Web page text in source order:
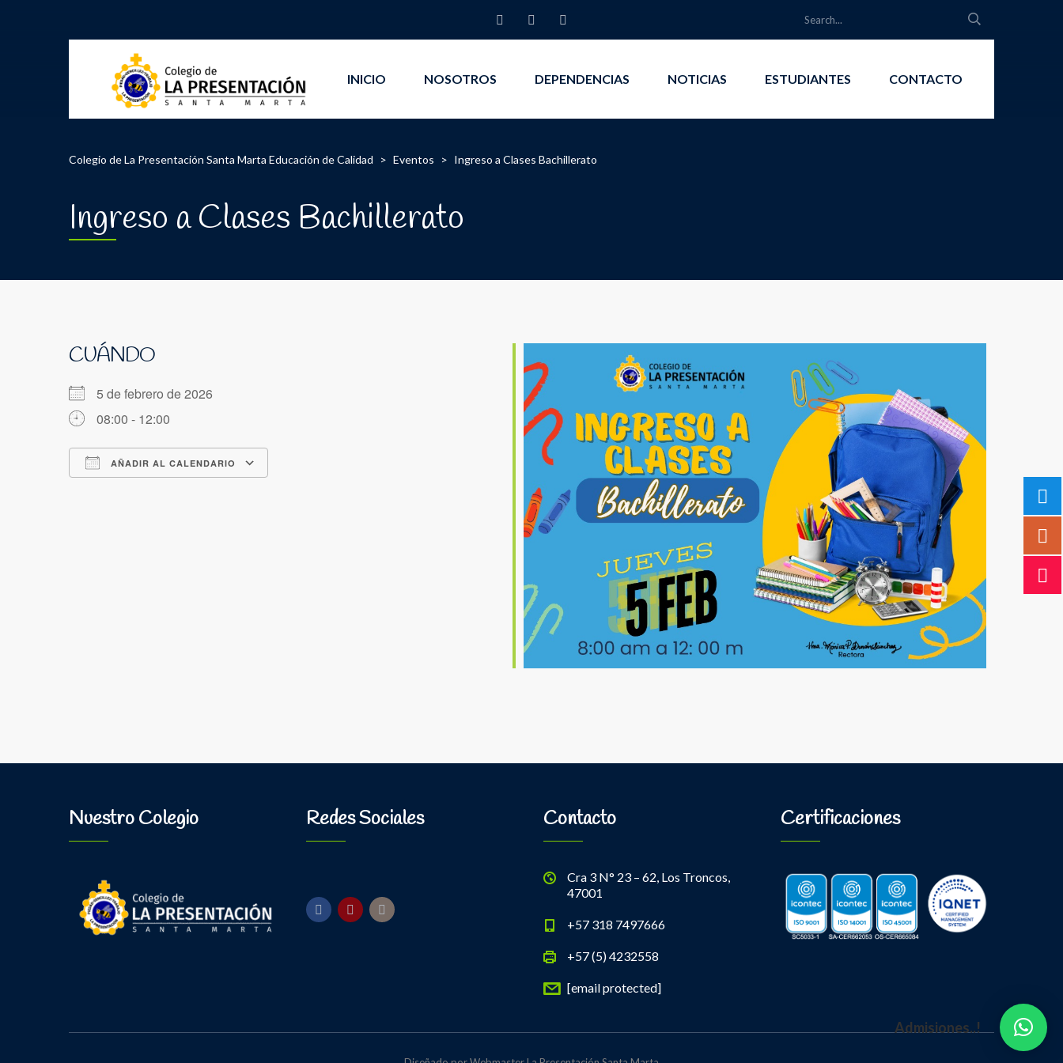
INICIO NOSOTROS DEPENDENCIAS NOTICIAS ESTUDIANTES CONTACTO
Colegio de La Presentación Santa Marta Educación de Calidad > Eventos > Ingreso a Clases Bachillerato
Ingreso a Clases Bachillerato
CUÁNDO
5 de febrero de 2026
08:00 - 12:00
AÑADIR AL CALENDARIO
Office 365 Outlook Live
Nuestro Colegio Redes Sociales Contacto
Cra 3 N° 23 – 62, Los Troncos,
47001
+57 318 7497666
+57 (5) 4232558
[email protected]
Certificaciones
Admisiones..!